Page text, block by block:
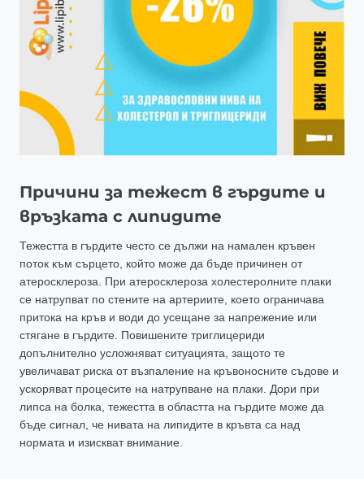
Причини за тежест в гърдите и
връзката с липидите
Тежестта в гърдите често се дължи на намален кръвен
поток към сърцето, който може да бъде причинен от
атеросклероза. При атеросклероза холестеролните плаки
се натрупват по стените на артериите, което ограничава
притока на кръв и води до усещане за напрежение или
стягане в гърдите. Повишените триглицериди
допълнително усложняват ситуацията, защото те
увеличават риска от възпаление на кръвоносните съдове и
ускоряват процесите на натрупване на плаки. Дори при
липса на болка, тежестта в областта на гърдите може да
бъде сигнал, че нивата на липидите в кръвта са над
нормата и изискват внимание.